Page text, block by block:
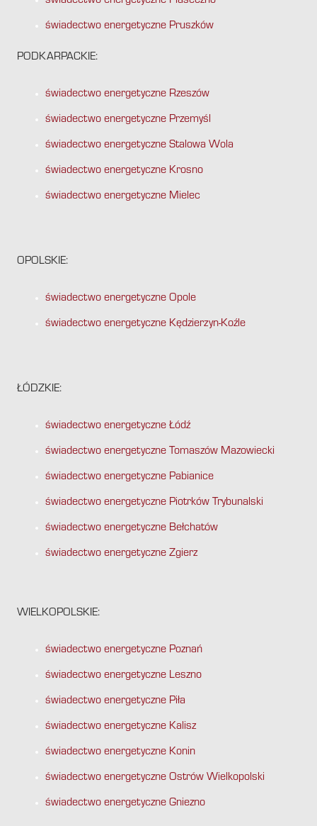
świadectwo energetyczne Pruszków
PODKARPACKIE:
świadectwo energetyczne Rzeszów
świadectwo energetyczne Przemyśl
świadectwo energetyczne Stalowa Wola
świadectwo energetyczne Krosno
świadectwo energetyczne Mielec
OPOLSKIE:
świadectwo energetyczne Opole
świadectwo energetyczne Kędzierzyn-Koźle
ŁÓDZKIE:
świadectwo energetyczne Łódź
świadectwo energetyczne Tomaszów Mazowiecki
świadectwo energetyczne Pabianice
świadectwo energetyczne Piotrków Trybunalski
świadectwo energetyczne Bełchatów
świadectwo energetyczne Zgierz
WIELKOPOLSKIE:
świadectwo energetyczne Poznań
świadectwo energetyczne Leszno
świadectwo energetyczne Piła
świadectwo energetyczne Kalisz
świadectwo energetyczne Konin
świadectwo energetyczne Ostrów Wielkopolski
świadectwo energetyczne Gniezno